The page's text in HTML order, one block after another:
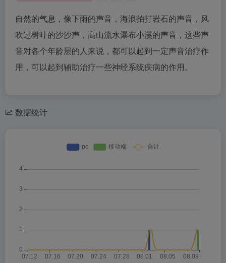
自然的气息，像下雨的声音，海浪拍打岩石的声音，风
吹过树叶的沙沙声，高山流水瀑布小溪的声音，这些声
音对各个年龄层的人来说，都可以起到一定声音治疗作
用，可以起到辅助治疗一些神经系统疾病的作用。
数据统计